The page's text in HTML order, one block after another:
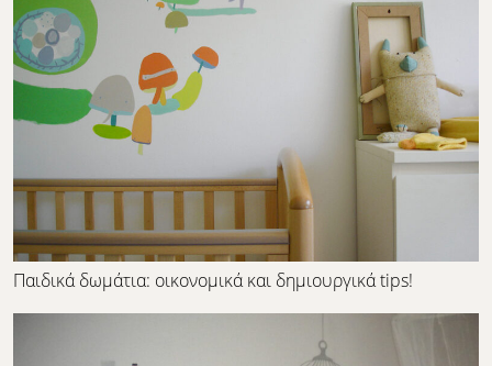
Παιδικά δωμάτια: οικονομικά και δημιουργικά tips!